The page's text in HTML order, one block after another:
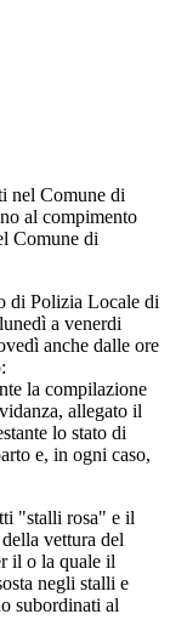
nel Comune di
al compimento
Comune di
di Polizia Locale di
a venerdi
anche dalle ore
la compilazione
allegato il
lo stato di
e, in ogni caso,
"stalli rosa" e il
vettura del
il o la quale il
negli stalli e
subordinati al